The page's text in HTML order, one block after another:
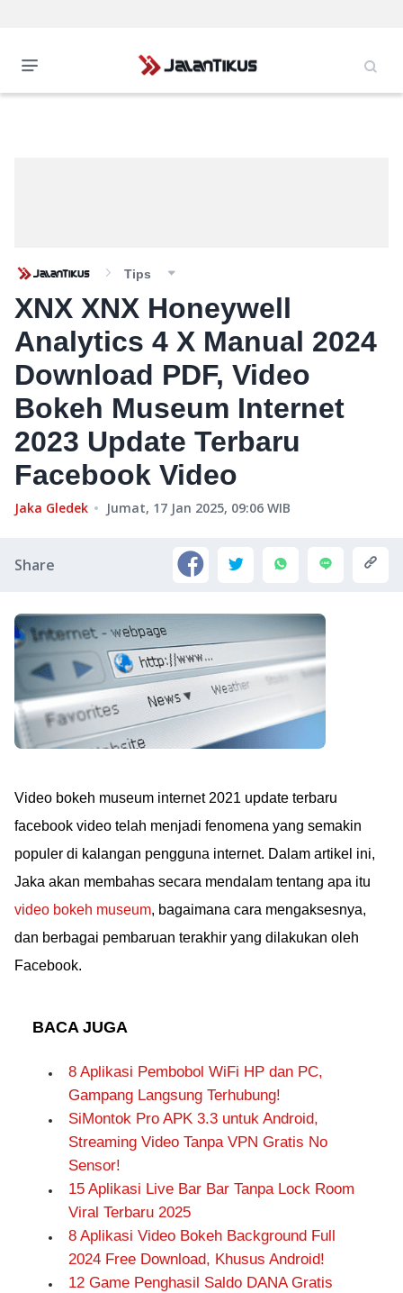
Tips
XNX XNX Honeywell
Analytics 4 X Manual 2024
Download PDF, Video
Bokeh Museum Internet
2023 Update Terbaru
Facebook Video
Jaka Gledek Jumat, 17 Jan 2025, 09:06 WIB
Share
Video bokeh museum internet 2021 update terbaru
facebook video telah menjadi fenomena yang semakin
populer di kalangan pengguna internet. Dalam artikel ini,
Jaka akan membahas secara mendalam tentang apa itu
video bokeh museum, bagaimana cara mengaksesnya,
dan berbagai pembaruan terakhir yang dilakukan oleh
Facebook.
BACA JUGA
8 Aplikasi Pembobol WiFi HP dan PC,
Gampang Langsung Terhubung!
SiMontok Pro APK 3.3 untuk Android,
Streaming Video Tanpa VPN Gratis No
Sensor!
15 Aplikasi Live Bar Bar Tanpa Lock Room
Viral Terbaru 2025
8 Aplikasi Video Bokeh Background Full
2024 Free Download, Khusus Android!
12 Game Penghasil Saldo DANA Gratis